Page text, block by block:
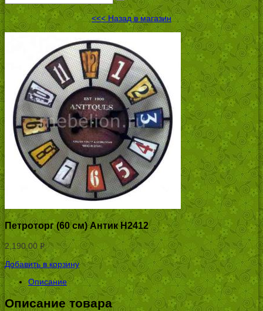
<<< Назад в магазин
Петроторг (60 см) Антик H2412
2,190.00 Р
УБ.
Добавить в корзину
Описание
Описание товара